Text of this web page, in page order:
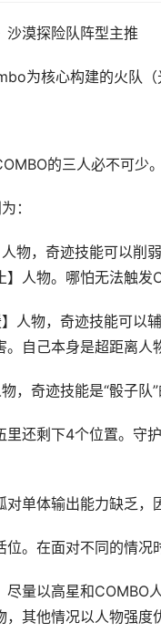
沙漠探险队阵型主推
为核心构建的火队（
的三人必不可少。
：
物，奇迹技能可以削
人物。哪怕无法触发
人物，奇迹技能可以
。自己本身是超距离人
，奇迹技能是“骰子队
里还剩下4个位置。守
单体输出能力缺乏，
。在面对不同的情况
尽量以高星和COMBO
，其他情况以人物强度